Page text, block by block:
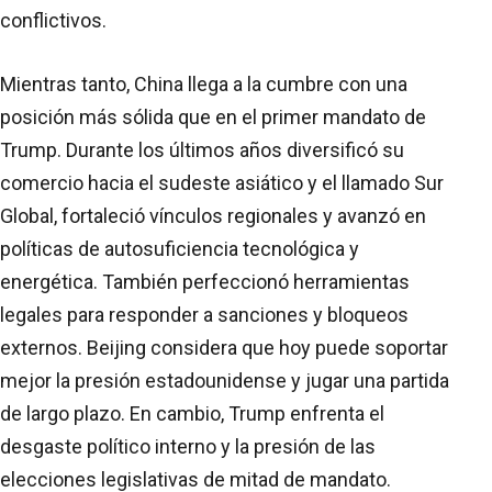
conflictivos.
Mientras tanto, China llega a la cumbre con una
posición más sólida que en el primer mandato de
Trump. Durante los últimos años diversificó su
comercio hacia el sudeste asiático y el llamado Sur
Global, fortaleció vínculos regionales y avanzó en
políticas de autosuficiencia tecnológica y
energética. También perfeccionó herramientas
legales para responder a sanciones y bloqueos
externos. Beijing considera que hoy puede soportar
mejor la presión estadounidense y jugar una partida
de largo plazo. En cambio, Trump enfrenta el
desgaste político interno y la presión de las
elecciones legislativas de mitad de mandato.